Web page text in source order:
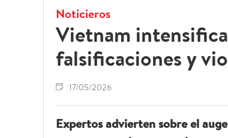
Noticieros
Vietnam
falsificaciones y
17/05/2026
Expertos advierten sobre el